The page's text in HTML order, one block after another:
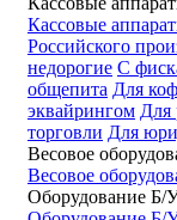
Кассовые
Российского
недорогие С
общепита Для
эквайрингом Для
торговли Для
Весовое
Весовое
Оборудование Б/